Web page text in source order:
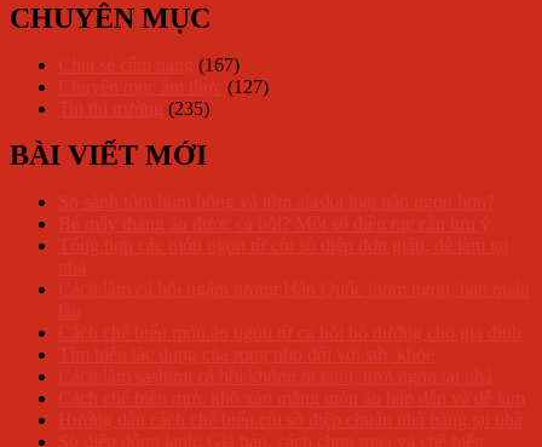
CHUYÊN MỤC
(167)
(127)
(235)
BÀI VIẾT MỚI